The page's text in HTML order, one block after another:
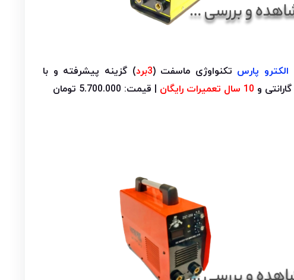
الکترو پارس تکنواوژی ماسفت (3برد ) گزینه پیشرفته و با
گارانتی و 10 سال تعمیرات رایگان | قیمت: 5.700.000 تومان